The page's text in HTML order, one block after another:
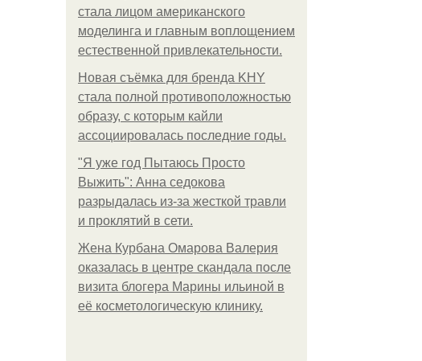
стала лицом американского
моделинга и главным воплощением
естественной привлекательности.
Новая съёмка для бренда KHY
стала полной противоположностью
образу, с которым кайли
ассоциировалась последние годы.
"Я уже год Пытаюсь Просто
Выжить": Анна седокова
разрыдалась из-за жесткой травли
и проклятий в сети.
Жена Курбана Омарова Валерия
оказалась в центре скандала после
визита блогера Марины ильиной в
её косметологическую клинику.